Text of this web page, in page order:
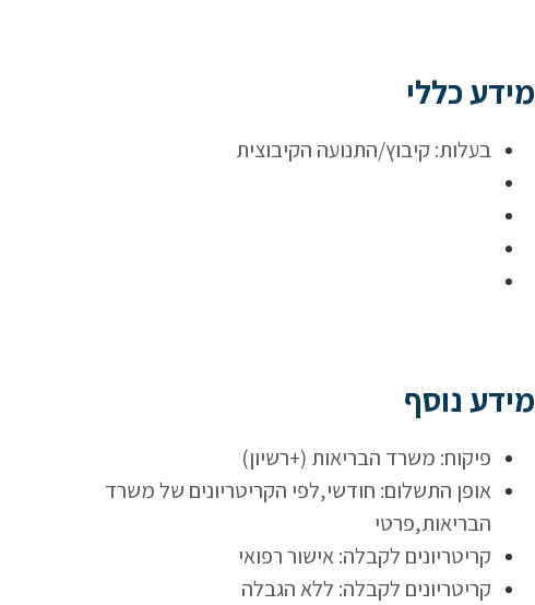
מידע כללי
בעלות: קיבוץ/התנועה הקיבוצית
מידע נוסף
פיקוח: משרד הבריאות (+רשיון)
אופן התשלום: חודשי,לפי הקריטריונים של משרד
הבריאות,פרטי
קריטריונים לקבלה: אישור רפואי
קריטריונים לקבלה: ללא הגבלה